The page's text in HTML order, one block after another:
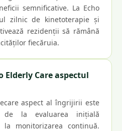
semnificative. La Echo
zilnic de kinetoterapie și
rezidenții să rămână
fiecăruia.
Elderly Care aspectul
aspect al îngrijirii este
de la evaluarea inițială
monitorizarea continuă.